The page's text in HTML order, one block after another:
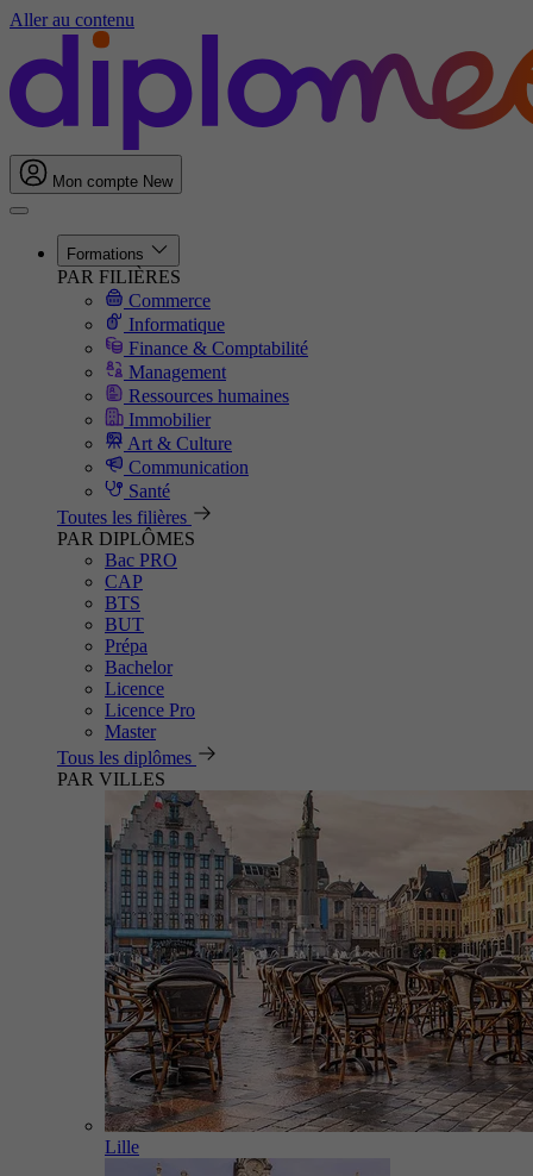
Aller au contenu
Mon compte New
Formations
PAR FILIÈRES
Commerce
Informatique
Finance & Comptabilité
Management
Ressources humaines
Immobilier
Art & Culture
Communication
Santé
Toutes les filières
PAR DIPLÔMES
Bac PRO
CAP
BTS
BUT
Prépa
Bachelor
Licence
Licence Pro
Master
Tous les diplômes
PAR VILLES
Lille